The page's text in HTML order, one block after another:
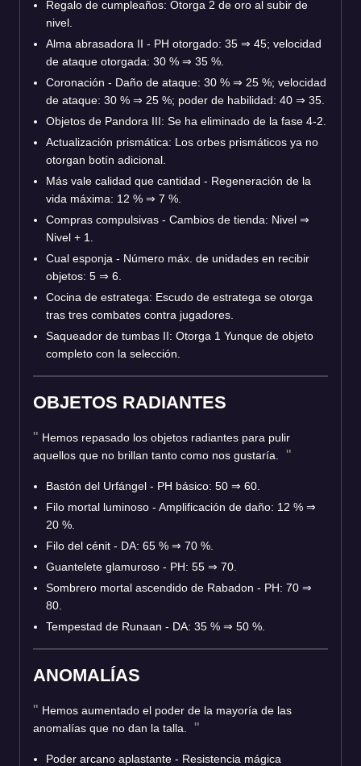
Regalo de cumpleaños: Otorga 2 de oro al subir de
nivel.
Alma abrasadora II - PH otorgado: 35 ⇒ 45; velocidad
de ataque otorgada: 30 % ⇒ 35 %.
Coronación - Daño de ataque: 30 % ⇒ 25 %; velocidad
de ataque: 30 % ⇒ 25 %; poder de habilidad: 40 ⇒ 35.
Objetos de Pandora III: Se ha eliminado de la fase 4-2.
Actualización prismática: Los orbes prismáticos ya no
otorgan botín adicional.
Más vale calidad que cantidad - Regeneración de la
vida máxima: 12 % ⇒ 7 %.
Compras compulsivas - Cambios de tienda: Nivel ⇒
Nivel + 1.
Cual esponja - Número máx. de unidades en recibir
objetos: 5 ⇒ 6.
Cocina de estratega: Escudo de estratega se otorga
tras tres combates contra jugadores.
Saqueador de tumbas II: Otorga 1 Yunque de objeto
completo con la selección.
OBJETOS RADIANTES
Hemos repasado los objetos radiantes para pulir
aquellos que no brillan tanto como nos gustaría.
Bastón del Urfángel - PH básico: 50 ⇒ 60.
Filo mortal luminoso - Amplificación de daño: 12 % ⇒
20 %.
Filo del cénit - DA: 65 % ⇒ 70 %.
Guantelete glamuroso - PH: 55 ⇒ 70.
Sombrero mortal ascendido de Rabadon - PH: 70 ⇒
80.
Tempestad de Runaan - DA: 35 % ⇒ 50 %.
ANOMALÍAS
Hemos aumentado el poder de la mayoría de las
anomalías que no dan la talla.
Poder arcano aplastante - Resistencia mágica